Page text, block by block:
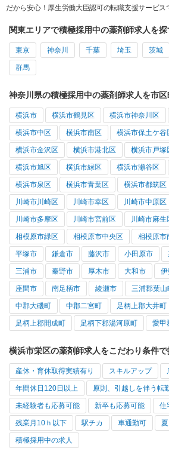
だから安心！厚生労働大臣認可の転職支援サービス
関東エリアで積極採用中の薬剤師求人を探
東京 神奈川 千葉 埼玉 茨城
群馬
神奈川県の積極採用中の薬剤師求人を市
横浜市 横浜市鶴見区 横浜市神奈川区
横浜市中区 横浜市南区 横浜市保土ケ谷
横浜市金沢区 横浜市港北区 横浜市戸塚
横浜市旭区 横浜市緑区 横浜市瀬谷区
横浜市泉区 横浜市青葉区 横浜市都筑区
川崎市川崎区 川崎市幸区 川崎市中原区
川崎市多摩区 川崎市宮前区 川崎市麻生
相模原市緑区 相模原市中央区 相模原市
平塚市 鎌倉市 藤沢市 小田原市
三浦市 秦野市 厚木市 大和市
座間市 南足柄市 綾瀬市 三浦郡葉山
中郡大磯町 中郡二宮町 足柄上郡大井町
足柄上郡開成町 足柄下郡湯河原町 愛甲
横浜市栄区の薬剤師求人をこだわり条件で
産休・育休取得実績有り スキルアップ
年間休日120日以上 原則、引越しを伴う転
未経験者も応募可能 新卒も応募可能 住
残業月10ｈ以下 駅チカ 車通勤可
積極採用中の求人